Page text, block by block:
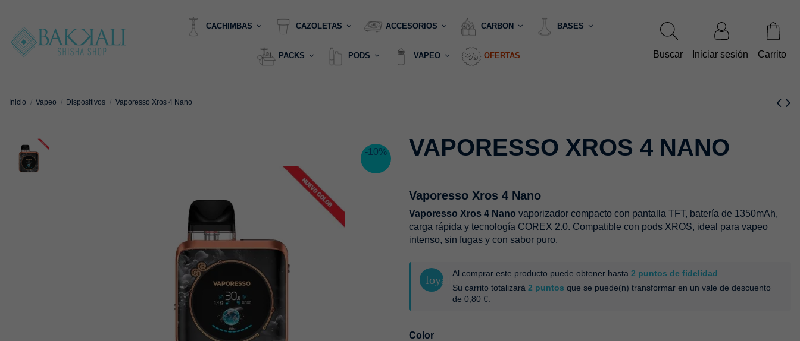
CACHIMBAS CAZOLETAS ACCESORIOS CARBON BASES
PACKS PODS VAPEO OFERTAS Buscar Iniciar sesión Carrito
Inicio Vapeo Dispositivos Vaporesso Xros 4 Nano
-10% VAPORESSO XROS 4 NANO
Vaporesso Xros 4 Nano
Vaporesso Xros 4 Nano vaporizador compacto con pantalla TFT, batería de 1350mAh,
carga rápida y tecnología COREX 2.0. Compatible con pods XROS, ideal para vapeo
intenso, sin fugas y con sabor puro.
loyaltyAl comprar este producto puede obtener hasta 2 puntos de fidelidad
Su carrito totalizará 2 puntos que se puede(n) transformar en un vale de descuento
de 0,80 €
Color